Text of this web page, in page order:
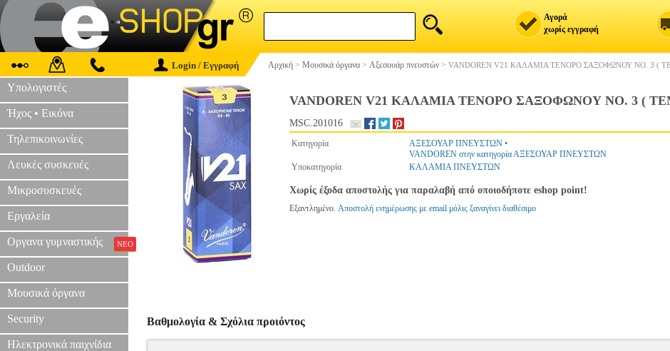
Αγορά
χωρίς εγγραφή
Login / Εγγραφή Αρχική > Μουσικά όργανα > Αξεσουάρ πνευστών > VANDOREN V21 ΚΑΛΑΜΙΑ TΕΝΟΡΟ ΣΑΞΟΦΩΝΟΥ ΝΟ. 3 (
Υπολογιστές
Ήχος • Εικόνα
Τηλεπικοινωνίες
Λευκές συσκευές
Μικροσυσκευές
Εργαλεία
Οργανα γυμναστικής ΝΕΟ
Outdoor
Μουσικά όργανα
Security
Ηλεκτρονικά παιχνίδια
VANDOREN V21 ΚΑΛΑΜΙΑ TΕΝΟΡΟ ΣΑΞΟΦΩΝΟΥ ΝΟ. 3 (
MSC.201016
Κατηγορία ΑΞΕΣΟΥΑΡ ΠΝΕΥΣΤΩΝ •
VANDOREN στην κατηγορία ΑΞΕΣΟΥΑΡ ΠΝΕΥΣΤΩΝ
Υποκατηγορία
ΚΑΛΑΜΙΑ ΠΝΕΥΣΤΩΝ
Χωρίς έξοδα αποστολής για παραλαβή από οποιοδήποτε eshop point!
Εξαντλημένο. Αποστολή ενημέρωσης με email μόλις ξαναγίνει διαθέσιμο
Βαθμολογία & Σχόλια προιόντος